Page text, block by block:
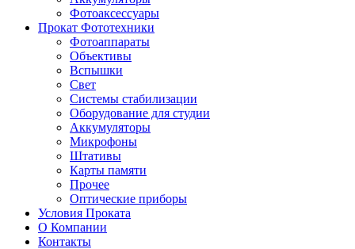
Фотоаксессуары
Прокат Фототехники
Фотоаппараты
Объективы
Вспышки
Свет
Системы стабилизации
Оборудование для студии
Aккумуляторы
Микрофоны
Штативы
Карты памяти
Прочее
Оптические приборы
Условия Проката
О Компании
Контакты